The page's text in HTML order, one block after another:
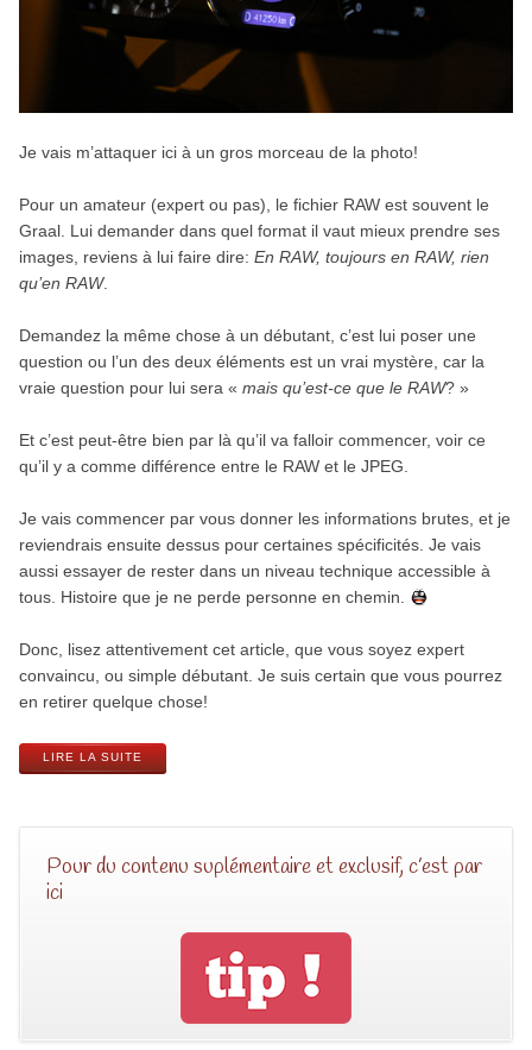
Je vais m’attaquer ici à un gros morceau de la photo!
Pour un amateur (expert ou pas), le fichier RAW est souvent le
Graal. Lui demander dans quel format il vaut mieux prendre ses
images, reviens à lui faire dire: En RAW, toujours en RAW, rien
qu’en RAW.
Demandez la même chose à un débutant, c’est lui poser une
question ou l’un des deux éléments est un vrai mystère, car la
vraie question pour lui sera « mais qu’est-ce que le RAW? »
Et c’est peut-être bien par là qu’il va falloir commencer, voir ce
qu’il y a comme différence entre le RAW et le JPEG.
Je vais commencer par vous donner les informations brutes, et je
reviendrais ensuite dessus pour certaines spécificités. Je vais
aussi essayer de rester dans un niveau technique accessible à
tous. Histoire que je ne perde personne en chemin.
Donc, lisez attentivement cet article, que vous soyez expert
convaincu, ou simple débutant. Je suis certain que vous pourrez
en retirer quelque chose!
LIRE LA SUITE
Pour du contenu suplémentaire et exclusif, c’est par
ici